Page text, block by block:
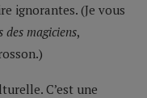
ignorantes. (Je vous
des magiciens,
C’est une